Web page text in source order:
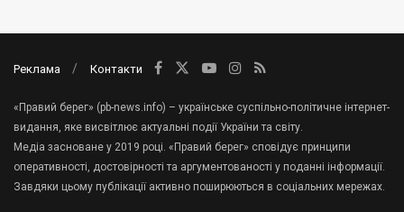
Реклама Контакти
«Правий берег» (pb-news.info) – українське суспільно-політичне інтернет-
видання, яке висвітлює актуальні події України та світу.
Медіа засноване у 2019 році. «Правий берег» сповідує принципи
оперативності, достовірності та аргументованості у поданні інформації.
Завдяки цьому публікації активно поширюються в соціальних мережах.